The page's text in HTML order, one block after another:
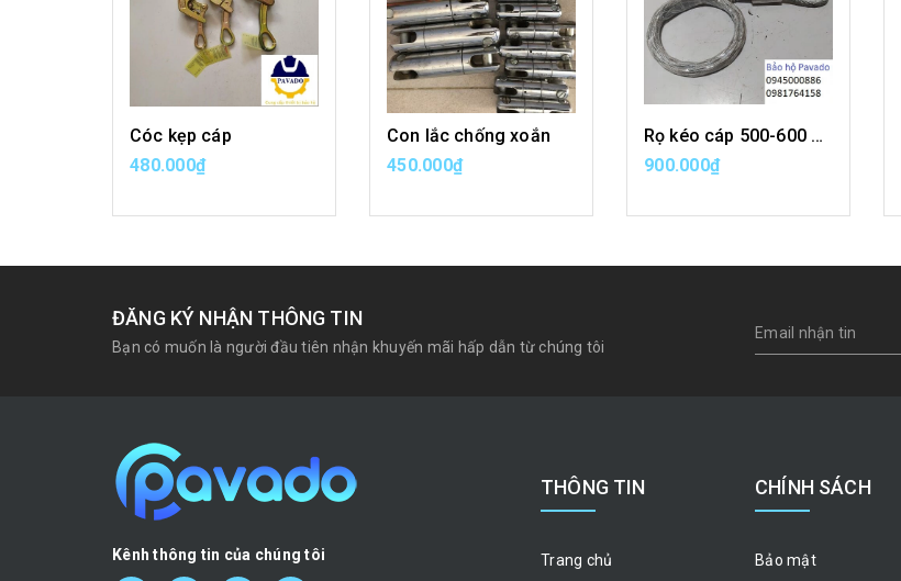
Cóc kẹp cáp
480.000₫
MUA HÀNG
Con lắc chống xoắn
450.000₫
MUA HÀNG
Rọ kéo cáp 500-600 mm
900.000₫
MUA HÀNG
ĐĂNG KÝ NHẬN THÔNG TIN
Bạn có muốn là người đầu tiên nhận khuyến mãi hấp dẫn từ chúng tôi
Kênh thông tin của chúng tôi
THÔNG TIN
Trang chủ
CHÍNH SÁCH
Bảo mật